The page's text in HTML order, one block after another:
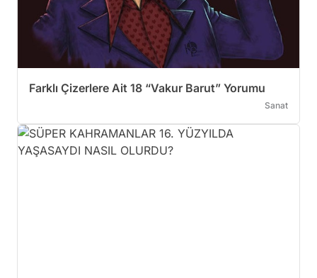
Farklı Çizerlere Ait 18 “Vakur Barut” Yorumu
Sanat